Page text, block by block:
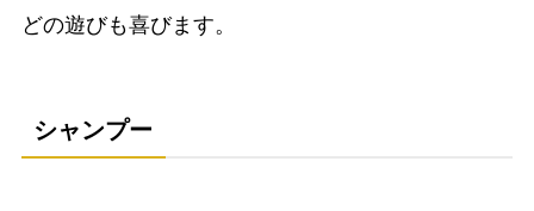
どの遊びも喜びます。
シャンプー